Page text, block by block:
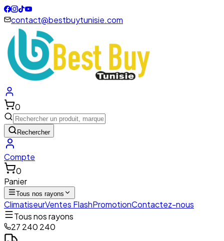
contact@bestbuytunisie.com
0
Rechercher
Compte
0
Panier
Tous nos rayons
ClimatiseurVentes FlashPromotionContactez-nous
Tous nos rayons
27 240 240